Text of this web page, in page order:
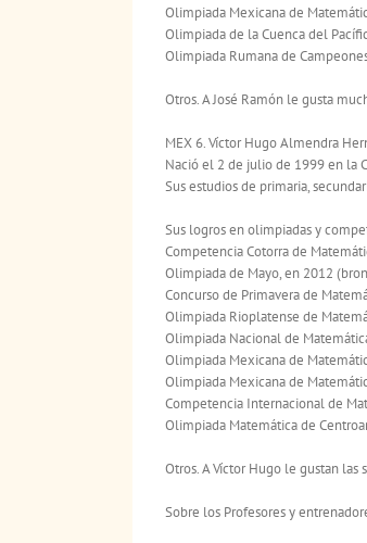
Olimpiada Mexicana de
Olimpiada de la Cuenca del
Olimpiada Rumana de
Otros. A José Ramón le gusta
MEX 6. Víctor Hugo Almendra
Nació el 2 de julio de 1999 en la
Sus estudios de primaria,
Sus logros en olimpiadas y
Competencia Cotorra de
Olimpiada de Mayo, en 2012
Concurso de Primavera de
Olimpiada Rioplatense de
Olimpiada Nacional de
Olimpiada Mexicana de
Olimpiada Mexicana de
Competencia Internacional de
Olimpiada Matemática de
Otros. A Víctor Hugo le gustan
Sobre los Profesores y